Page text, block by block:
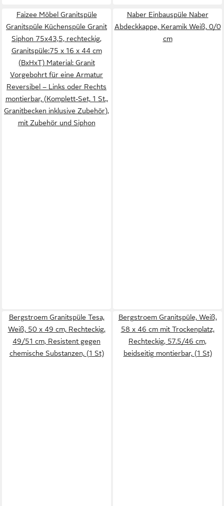
Faizee Möbel Granitspüle
Granitspüle Küchenspüle Granit
Siphon 75x43,5, rechteckig,
Granitspüle:75 x 16 x 44 cm
(BxHxT) Material: Granit
Vorgebohrt für eine Armatur
Reversibel – Links oder Rechts
montierbar, (Komplett-Set, 1 St.,
Granitbecken inklusive Zubehör),
mit Zubehör und Siphon
Naber Einbauspüle Naber
Abdeckkappe, Keramik Weiß, 0/0
cm
Bergstroem Granitspüle Tesa,
Weiß, 50 x 49 cm, Rechteckig,
49/51 cm, Resistent gegen
chemische Substanzen, (1 St)
Bergstroem Granitspüle, Weiß,
58 x 46 cm mit Trockenplatz,
Rechteckig, 57.5/46 cm,
beidseitig montierbar, (1 St)